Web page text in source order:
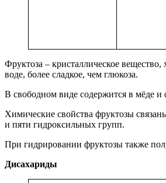
Фруктоза – кристаллическое
воде, более сладкое, чем глюкоза.
В свободном виде содержится в мёде и
Химические свойства фруктозы
и пяти гидроксильных групп.
При гидрировании фруктозы также
Дисахариды